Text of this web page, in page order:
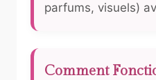
parfums, visuels)
Comment